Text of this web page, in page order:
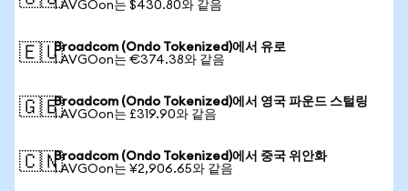
1 AVGOon는 $430.80와 같음
🇪🇺Broadcom (Ondo Tokenized)에서 유로
1 AVGOon는 €374.38와 같음
🇬🇧Broadcom (Ondo Tokenized)에서 영국 파운드 스털링
1 AVGOon는 £319.90와 같음
🇨🇳Broadcom (Ondo Tokenized)에서 중국 위안화
1 AVGOon는 ¥2,906.65와 같음